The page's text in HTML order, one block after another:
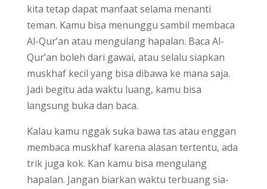
kita tetap dapat manfaat selama menanti
teman. Kamu bisa menunggu sambil membaca
Al-Qur’an atau mengulang hapalan. Baca Al-
Qur’an boleh dari gawai, atau selalu siapkan
muskhaf kecil yang bisa dibawa ke mana saja.
Jadi begitu ada waktu luang, kamu bisa
langsung buka dan baca.
Kalau kamu nggak suka bawa tas atau enggan
membaca muskhaf karena alasan tertentu, ada
trik juga kok. Kan kamu bisa mengulang
hapalan. Jangan biarkan waktu terbuang sia-